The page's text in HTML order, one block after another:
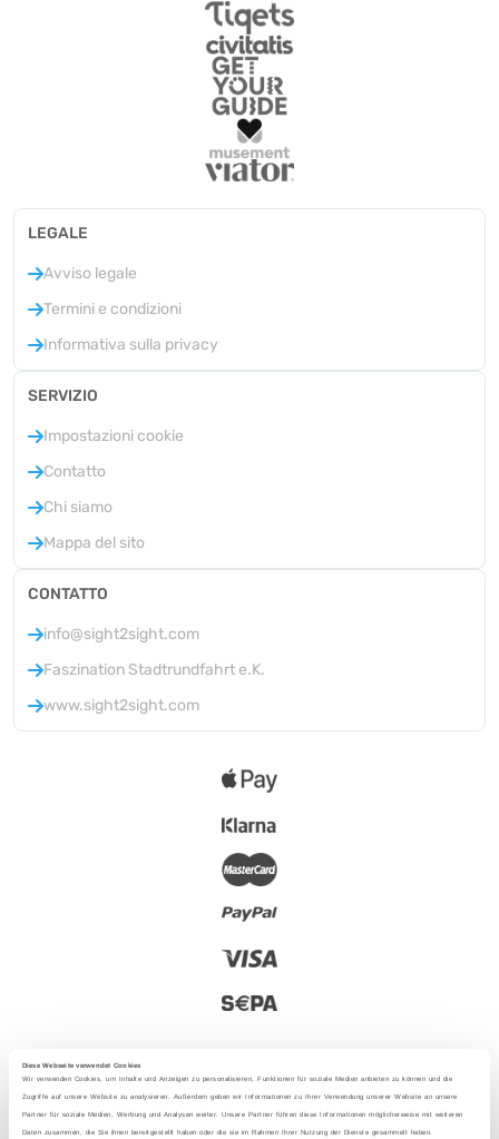
Diese Webseite verwendet Cookies
Wir verwenden Cookies, um Inhalte und Anzeigen zu personalisieren, Funktionen für soziale Medien anbieten zu können und die
Zugriffe auf unsere Website zu analysieren. Außerdem geben wir Informationen zu Ihrer Verwendung unserer Website an unsere
Partner für soziale Medien, Werbung und Analysen weiter. Unsere Partner führen diese Informationen möglicherweise mit weiteren
Daten zusammen, die Sie ihnen bereitgestellt haben oder die sie im Rahmen Ihrer Nutzung der Dienste gesammelt haben.
LEGALE
Avviso legale
Termini e condizioni
Informativa sulla privacy
SERVIZIO
Impostazioni cookie
Contatto
Chi siamo
Mappa del sito
CONTATTO
info@sight2sight.com
Faszination Stadtrundfahrt e.K.
www.sight2sight.com
2025 - Con amore da Berlino